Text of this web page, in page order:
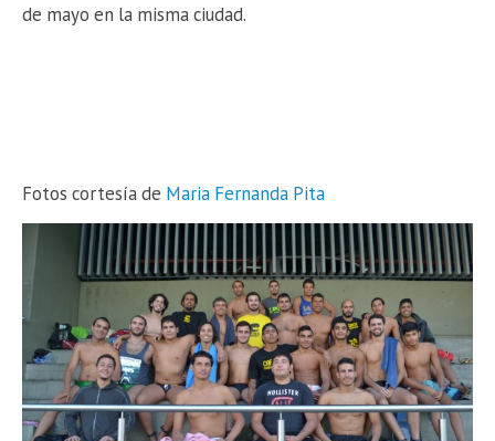
de mayo en la misma ciudad.
Fotos cortesía de Maria Fernanda Pita